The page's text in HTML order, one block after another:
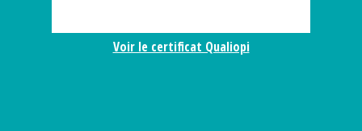
Voir le certificat Qualiopi